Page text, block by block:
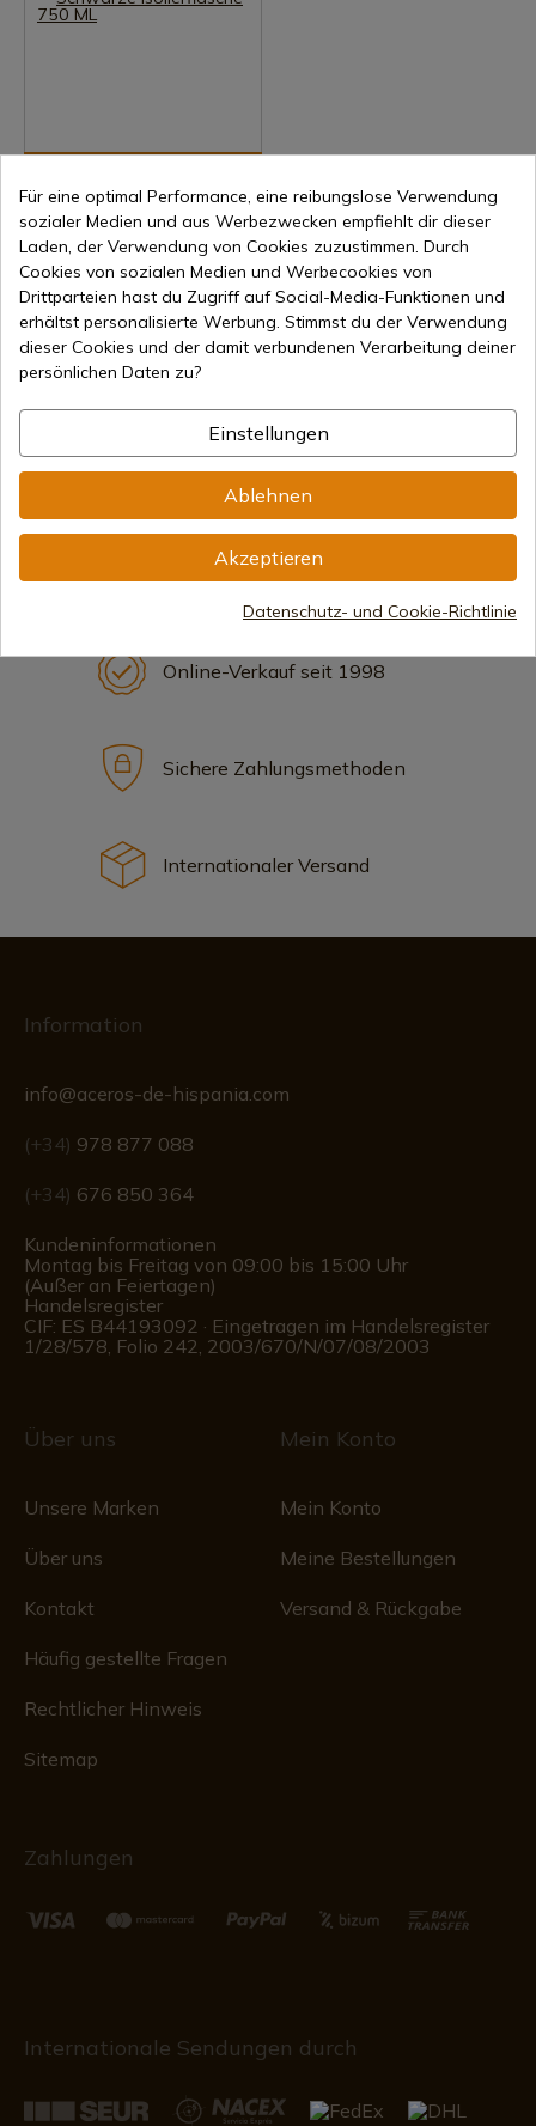
REF: 360BOTNRW750BK
360º Schmaler Schwarze
Isolierflasche 750 ML
7-15 Tage Versand
25,31 €
1
Online-Verkauf seit 1998
Sichere Zahlungsmethoden
Internationaler Versand
Information
info@aceros-de-hispania.com
(+34) 978 877 088
(+34) 676 850 364
Kundeninformationen
Montag bis Freitag von 09:00 bis 15:00 Uhr
(Außer an Feiertagen)
Handelsregister
CIF: ES B44193092 · Eingetragen im Handelsregister
1/28/578, Folio 242, 2003/670/N/07/08/2003
Über uns
Unsere Marken
Über uns
Kontakt
Häufig gestellte Fragen
Rechtlicher Hinweis
Sitemap
Mein Konto
Mein Konto
Meine Bestellungen
Versand & Rückgabe
Zahlungen
Internationale Sendungen durch
Für eine optimal Performance, eine reibungslose Verwendung
sozialer Medien und aus Werbezwecken empfiehlt dir dieser
Laden, der Verwendung von Cookies zuzustimmen. Durch
Cookies von sozialen Medien und Werbecookies von
Drittparteien hast du Zugriff auf Social-Media-Funktionen und
erhältst personalisierte Werbung. Stimmst du der Verwendung
dieser Cookies und der damit verbundenen Verarbeitung deiner
persönlichen Daten zu?
Einstellungen
Ablehnen
Akzeptieren
Datenschutz- und Cookie-Richtlinie